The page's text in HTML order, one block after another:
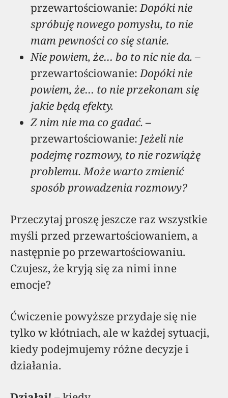
przewartościowanie:Dopóki nie
spróbuję nowego pomysłu, to nie
mam pewności co się stanie.
Nie powiem, że… bo to nic nie da. –
przewartościowanie:Dopóki nie
powiem, że… to nie przekonam się
jakie będą efekty.
Z nim nie ma co gadać. –
przewartościowanie: Jeżeli nie
podejmę rozmowy, to nie rozwiążę
problemu. Może warto zmienić
sposób prowadzenia rozmowy?
Przeczytaj proszę jeszcze raz wszystkie
myśli przed przewartościowaniem, a
następnie po przewartościowaniu.
Czujesz, że kryją się za nimi inne
emocje?
Ćwiczenie powyższe przydaje się nie
tylko w kłótniach, ale w każdej sytuacji,
kiedy podejmujemy różne decyzje i
działania.